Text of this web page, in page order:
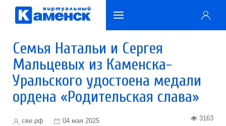
Семья Натальи и Сергея
Мальцевых из Каменска-
Уральского удостоена медали
ордена «Родительская слава»
све.рф 04 мая 2025 3163